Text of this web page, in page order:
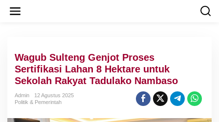
Wagub Sulteng Genjot Proses
Sertifikasi Lahan 8 Hektare untuk
Sekolah Rakyat Tadulako Nambaso
Admin
12 Agustus 2025
Politik & Pemerintah